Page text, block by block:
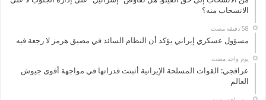
الانسحاب منه؟
مسؤول عسكري إيراني يؤكد أن النظام السائد في مضيق هرمز لا رجعة فيه
‏يوم واحد مضت
عراقجي: القوات المسلحة الإيرانية أثبتت قدراتها في مواجهة أقوى جيوش
العالم